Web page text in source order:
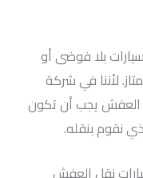
بلا فوضى أو
لأننا في شركة
العفش يجب أن تكون
نقوم بنقله.